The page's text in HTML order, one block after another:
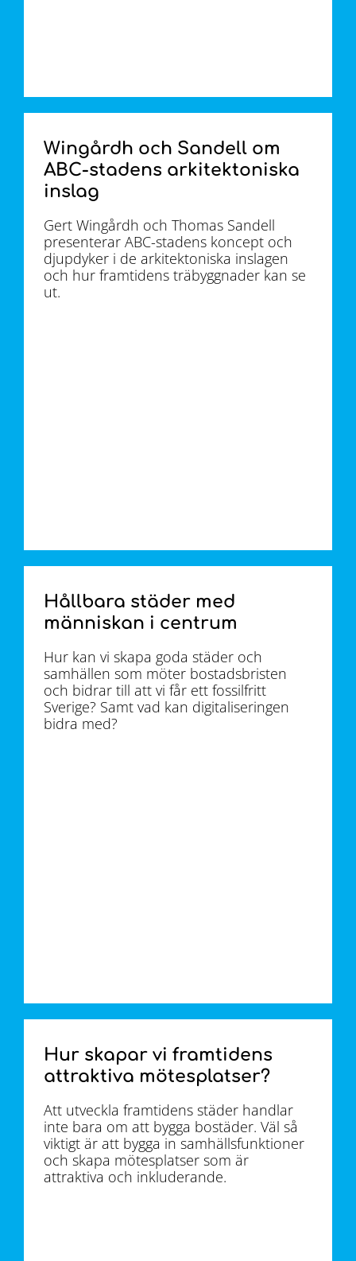
Wingårdh och Sandell om
ABC-stadens arkitektoniska
inslag
Gert Wingårdh och Thomas Sandell
presenterar ABC-stadens koncept och
djupdyker i de arkitektoniska inslagen
och hur framtidens träbyggnader kan se
ut.
Hållbara städer med
människan i centrum
Hur kan vi skapa goda städer och
samhällen som möter bostadsbristen
och bidrar till att vi får ett fossilfritt
Sverige? Samt vad kan digitaliseringen
bidra med?
Hur skapar vi framtidens
attraktiva mötesplatser?
Att utveckla framtidens städer handlar
inte bara om att bygga bostäder. Väl så
viktigt är att bygga in samhällsfunktioner
och skapa mötesplatser som är
attraktiva och inkluderande.